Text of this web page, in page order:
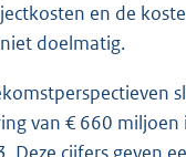
en de
doelmatig.
van € 660